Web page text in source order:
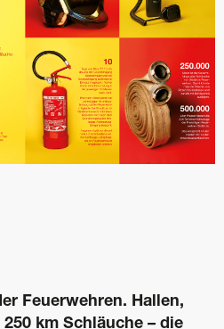
Feuerwehren. Hallen,
km Schläuche – die